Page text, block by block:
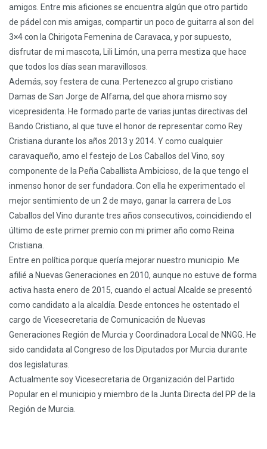
amigos. Entre mis aficiones se encuentra algún que otro partido
de pádel con mis amigas, compartir un poco de guitarra al son del
3×4 con la Chirigota Femenina de Caravaca, y por supuesto,
disfrutar de mi mascota, Lili Limón, una perra mestiza que hace
que todos los días sean maravillosos.
Además, soy festera de cuna. Pertenezco al grupo cristiano
Damas de San Jorge de Alfama, del que ahora mismo soy
vicepresidenta. He formado parte de varias juntas directivas del
Bando Cristiano, al que tuve el honor de representar como Rey
Cristiana durante los años 2013 y 2014. Y como cualquier
caravaqueño, amo el festejo de Los Caballos del Vino, soy
componente de la Peña Caballista Ambicioso, de la que tengo el
inmenso honor de ser fundadora. Con ella he experimentado el
mejor sentimiento de un 2 de mayo, ganar la carrera de Los
Caballos del Vino durante tres años consecutivos, coincidiendo el
último de este primer premio con mi primer año como Reina
Cristiana.
Entre en política porque quería mejorar nuestro municipio. Me
afilié a Nuevas Generaciones en 2010, aunque no estuve de forma
activa hasta enero de 2015, cuando el actual Alcalde se presentó
como candidato a la alcaldía. Desde entonces he ostentado el
cargo de Vicesecretaria de Comunicación de Nuevas
Generaciones Región de Murcia y Coordinadora Local de NNGG. He
sido candidata al Congreso de los Diputados por Murcia durante
dos legislaturas.
Actualmente soy Vicesecretaria de Organización del Partido
Popular en el municipio y miembro de la Junta Directa del PP de la
Región de Murcia.